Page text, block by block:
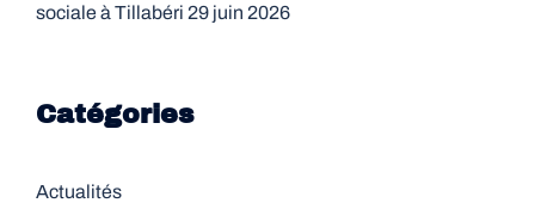
sociale à Tillabéri 29 juin 2026
Catégories
Actualités